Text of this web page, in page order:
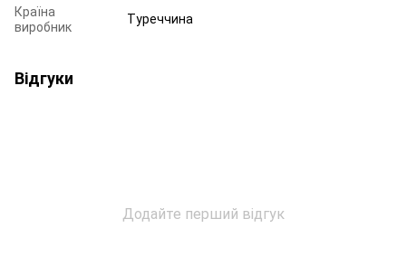
Країна
виробник
Туреччина
Відгуки
Додайте перший відгук